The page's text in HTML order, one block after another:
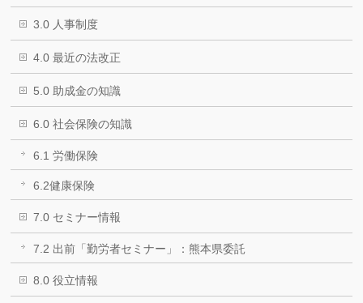
3.0 人事制度
4.0 最近の法改正
5.0 助成金の知識
6.0 社会保険の知識
6.1 労働保険
6.2健康保険
7.0 セミナー情報
7.2 出前「勤労者セミナー」：熊本県委託
8.0 役立情報